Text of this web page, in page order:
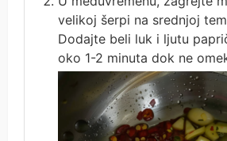
velikoj šerpi na srednjoj
Dodajte beli luk i ljutu
oko 1-2 minuta dok ne